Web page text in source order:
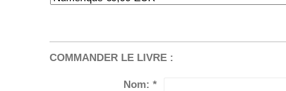
COMMANDER LE LIVRE :
Nom: *